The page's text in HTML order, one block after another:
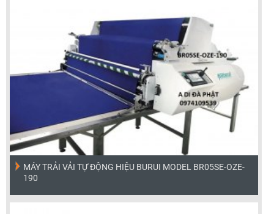
MÁY TRẢI VẢI TỰ ĐỘNG HIỆU BURUI MODEL BR05SE-OZE-
190